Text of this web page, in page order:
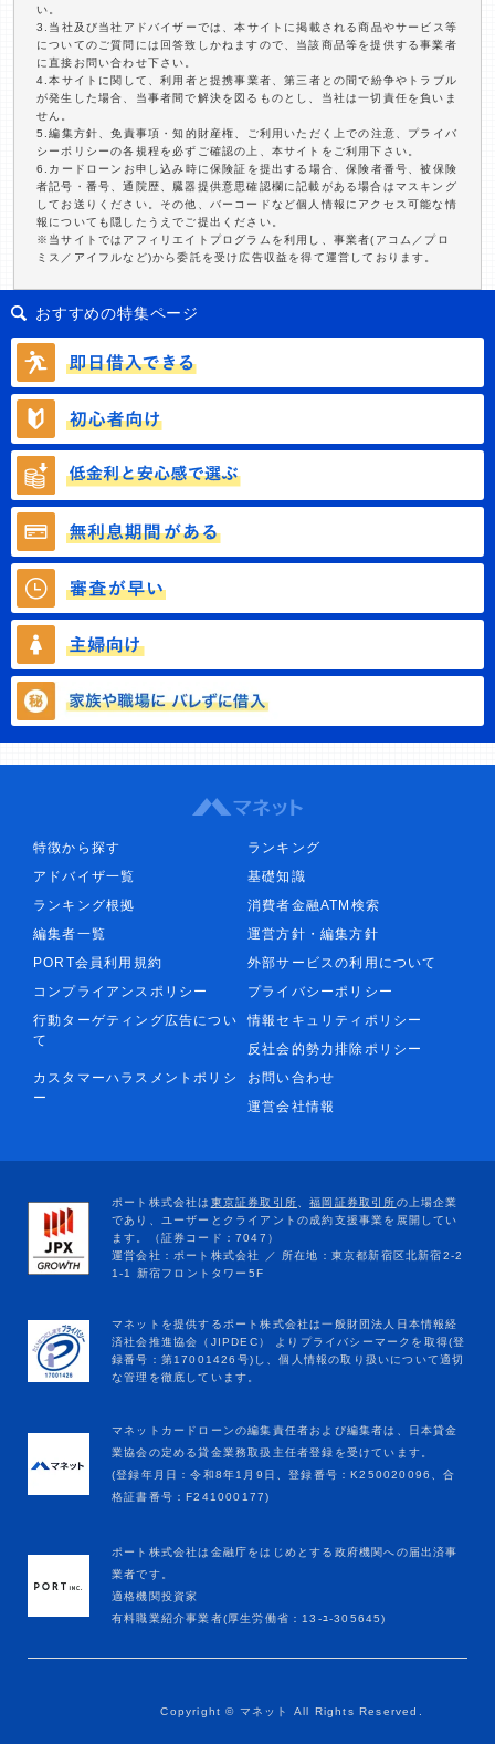
い。
3.当社及び当社アドバイザーでは、本サイトに掲載される商品やサービス等
についてのご質問には回答致しかねますので、当該商品等を提供する事業者
に直接お問い合わせ下さい。
4.本サイトに関して、利用者と提携事業者、第三者との間で紛争やトラブル
が発生した場合、当事者間で解決を図るものとし、当社は一切責任を負いま
せん。
5.編集方針、免責事項・知的財産権、ご利用いただく上での注意、プライバ
シーポリシーの各規程を必ずご確認の上、本サイトをご利用下さい。
6.カードローンお申し込み時に保険証を提出する場合、保険者番号、被保険
者記号・番号、通院歴、臓器提供意思確認欄に記載がある場合はマスキング
してお送りください。その他、バーコードなど個人情報にアクセス可能な情
報についても隠したうえでご提出ください。
※当サイトではアフィリエイトプログラムを利用し、事業者(アコム／プロ
ミス／アイフルなど)から委託を受け広告収益を得て運営しております。
おすすめの特集ページ
特徴から探す
ランキング
アドバイザ一覧
基礎知識
ランキング根拠
消費者金融ATM検索
編集者一覧
運営方針・編集方針
PORT会員利用規約
外部サービスの利用について
コンプライアンスポリシー
プライバシーポリシー
行動ターゲティング広告につい
て
情報セキュリティポリシー
反社会的勢力排除ポリシー
カスタマーハラスメントポリシ
ー
お問い合わせ
運営会社情報
マネットカードローンの編集責任者および編集者は、日本貸金
業協会の定める貸金業務取扱主任者登録を受けています。
(登録年月日：令和8年1月9日、登録番号：K250020096、合
格証書番号：F241000177)
ポート株式会社は金融庁をはじめとする政府機関への届出済事
業者です。
適格機関投資家
有料職業紹介事業者(厚生労働省：13-ﾕ-305645)